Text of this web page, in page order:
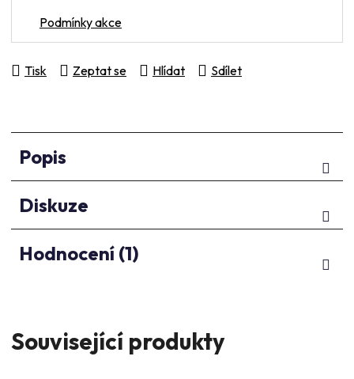
Podmínky akce
Tisk Zeptat se Hlídat Sdílet
Popis
Diskuze
Hodnocení (1)
Související produkty